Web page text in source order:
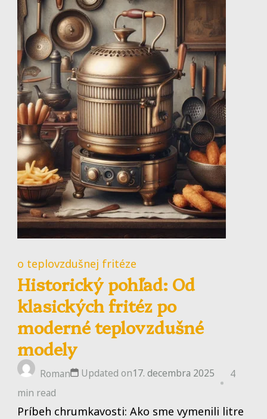
o teplovzdušnej fritéze
Historický pohľad: Od
klasických fritéz po
moderné teplovzdušné
modely
Roman Updated on17. decembra 2025
4
min read
Príbeh chrumkavosti: Ako sme vymenili litre